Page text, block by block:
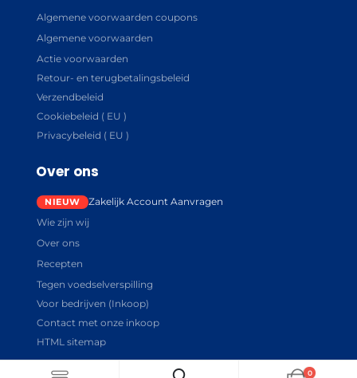
Algemene voorwaarden coupons
Algemene voorwaarden
Actie voorwaarden
Retour- en terugbetalingsbeleid
Verzendbeleid
Cookiebeleid ( EU )
Privacybeleid ( EU )
Over ons
Zakelijk Account Aanvragen
Wie zijn wij
Over ons
Recepten
Tegen voedselverspilling
Voor bedrijven (Inkoop)
Contact met onze inkoop
HTML sitemap
0